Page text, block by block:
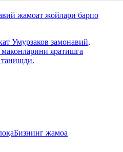
жамоат жойлари барпо
Умурзаков замонавий,
яратишга
танишди.
Бизнинг жамоа